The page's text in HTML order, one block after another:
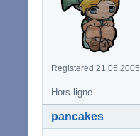
Registered 21.05.2005
Hors ligne
pancakes